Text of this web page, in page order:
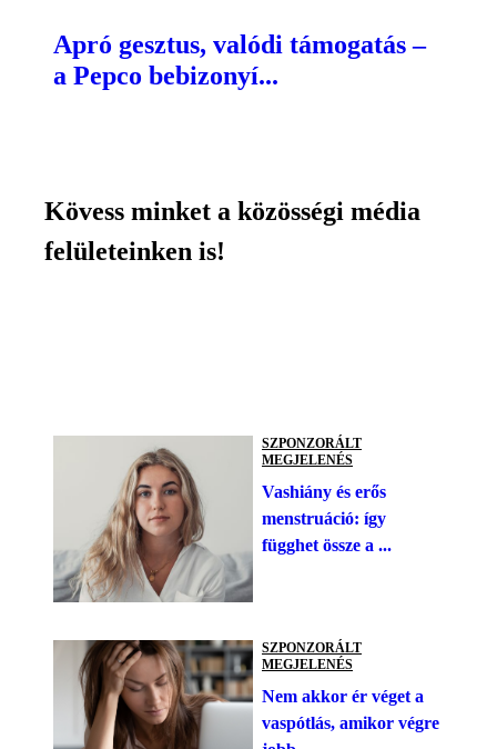
Apró gesztus, valódi támogatás –
a Pepco bebizonyí...
Kövess minket a közösségi média
felületeinken is!
SZPONZORÁLT
MEGJELENÉS
Vashiány és erős
menstruáció: így
függhet össze a ...
SZPONZORÁLT
MEGJELENÉS
Nem akkor ér véget a
vaspótlás, amikor végre